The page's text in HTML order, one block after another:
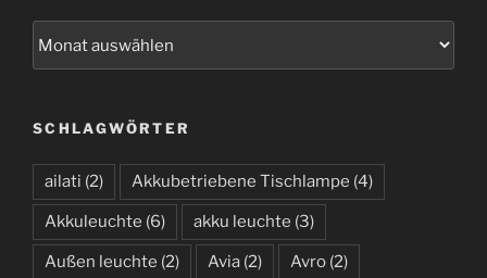
i
v
SCHLAGWÖRTER
ailati (2) Akkubetriebene Tischlampe (4)
Akkuleuchte (6) akku leuchte (3)
Außen leuchte (2) Avia (2) Avro (2)